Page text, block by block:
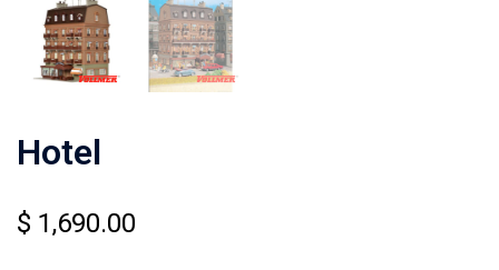
Hotel
$ 1,690.00